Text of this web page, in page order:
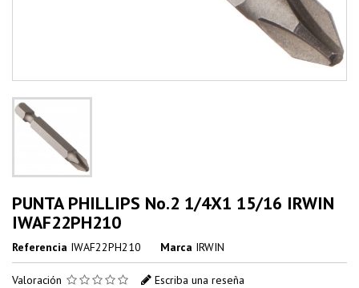
PUNTA PHILLIPS No.2 1/4X1 15/16 IRWIN
IWAF22PH210
Referencia IWAF22PH210 Marca IRWIN
Valoración Escriba una reseña